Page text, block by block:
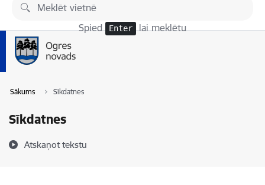
Pāriet uz lapas saturu
Spied Enter lai meklētu
Sākums Sīkdatnes
Sīkdatnes
Atskaņot tekstu